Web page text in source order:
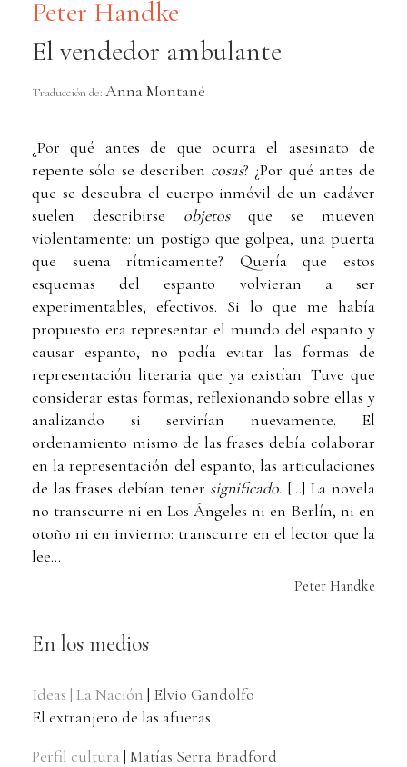
Peter Handke
El vendedor ambulante
Traducción de: Anna Montané
¿Por qué antes de que ocurra el asesinato de
repente sólo se describen cosas? ¿Por qué antes de
que se descubra el cuerpo inmóvil de un cadáver
suelen describirse objetosque se mueven
violentamente: un postigo que golpea, una puerta
que suena rítmicamente? Quería que estos
esquemas del espanto volvieran a ser
experimentables, efectivos. Si lo que me había
propuesto era representar el mundo del espanto y
causar espanto, no podía evitar las formas de
representación literaria que ya existían. Tuve que
considerar estas formas, reflexionando sobre ellas y
analizando si servirían nuevamente. El
ordenamiento mismo de las frases debía colaborar
en la representación del espanto; las articulaciones
de las frases debían tener significado. […] La novela
no transcurre ni en Los Ángeles ni en Berlín, ni en
otoño ni en invierno: transcurre en el lector que la
lee...
Peter Handke
En los medios
Ideas | La Nación | Elvio Gandolfo
El extranjero de las afueras
Perfil cultura | Matías Serra Bradford